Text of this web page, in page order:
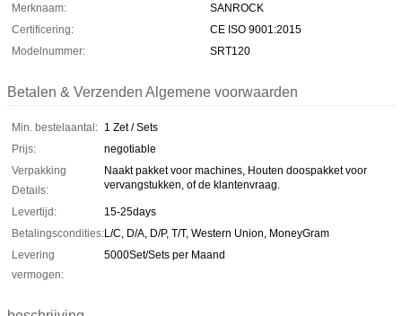
Merknaam:
SANROCK
Certificering:
CE ISO 9001:2015
Modelnummer:
SRT120
Betalen & Verzenden Algemene voorwaarden
Min. bestelaantal: 1 Zet / Sets
Prijs:
negotiable
Verpakking
Details:
Naakt pakket voor machines, Houten doospakket voor
vervangstukken, of de klantenvraag.
Levertijd:
15-25days
Betalingscondities:L/C, D/A, D/P, T/T, Western Union, MoneyGram
Levering
vermogen:
5000Set/Sets per Maand